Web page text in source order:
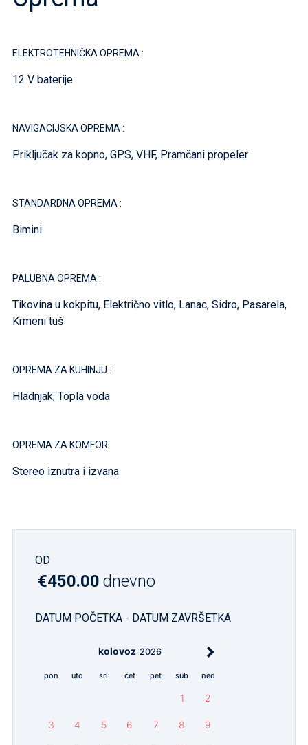
ELEKTROTEHNIČKA OPREMA :
12 V baterije
NAVIGACIJSKA OPREMA :
Priključak za kopno, GPS, VHF, Pramčani propeler
STANDARDNA OPREMA :
Bimini
PALUBNA OPREMA :
Tikovina u kokpitu, Električno vitlo, Lanac, Sidro, Pasarela,
Krmeni tuš
OPREMA ZA KUHINJU :
Hladnjak, Topla voda
OPREMA ZA KOMFOR:
Stereo iznutra i izvana
OD
€450.00 dnevno
DATUM POČETKA - DATUM ZAVRŠETKA
kolovoz 2026
pon uto sri čet pet sub ned
1 2
3 4 5 6 7 8 9